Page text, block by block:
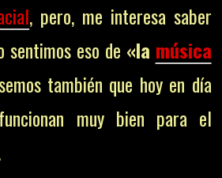
, pero, me interesa saber
sentimos eso de «la música
también que hoy en día
muy bien para el